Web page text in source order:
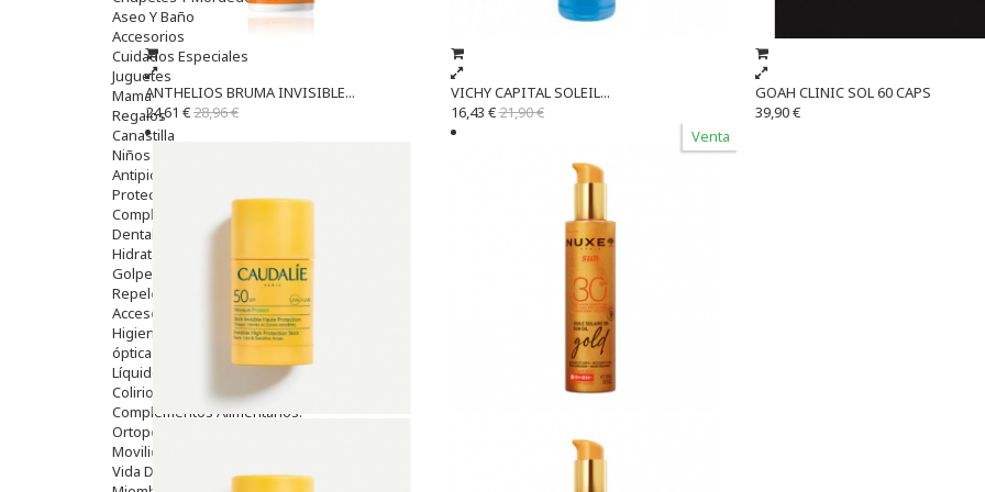
Aseo Y Baño
Accesorios
Cuidados Especiales
Juguetes
Mama
Regalos
Canastilla
Niños
Antipiojos
Protección Solar
Complementos Alimentarios
Dentales
Hidratantes
Golpes Y Hematomas
Repelentes De Mosquitos
Accesorios
Higiene
óptica
Líquidos Lentillas
Colirios
Complementos Alimentarios.
Ortopedia - Accesorios
Movilidad
Vida Diaria
ANTHELIOS BRUMA INVISIBLE...
24,61 €28,96 €
VICHY CAPITAL SOLEIL...
16,43 €21,90 €
GOAH CLINIC SOL 60 CAPS
39,90 €
Venta